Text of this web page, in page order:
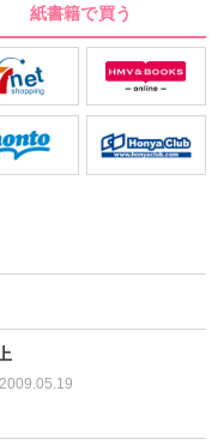
紙書籍で買う
2009.05.19